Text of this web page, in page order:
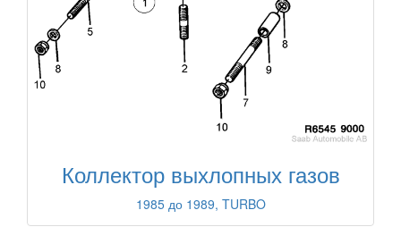
Коллектор выхлопных газов
1985 до 1989, TURBO